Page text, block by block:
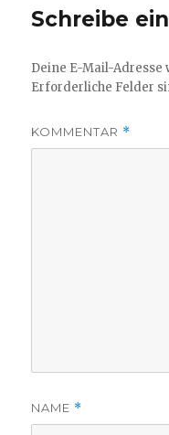
Schreibe
Deine E-Mail-
Erforderliche Felder
KOMMENTAR *
NAME *